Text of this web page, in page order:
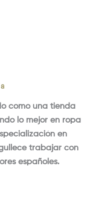
como una tienda
lo mejor en ropa
en
trabajar con
españoles.